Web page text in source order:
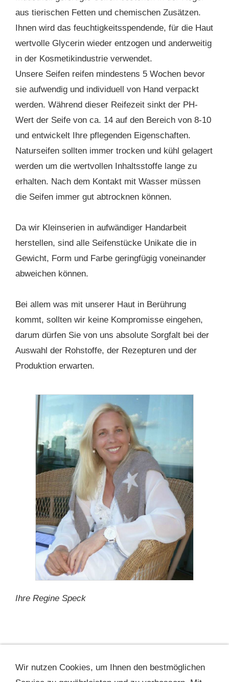
aus tierischen Fetten und chemischen Zusätzen.
Ihnen wird das feuchtigkeitsspendende, für die Haut
wertvolle Glycerin wieder entzogen und anderweitig
in der Kosmetikindustrie verwendet.
Unsere Seifen reifen mindestens 5 Wochen bevor
sie aufwendig und individuell von Hand verpackt
werden. Während dieser Reifezeit sinkt der PH-
Wert der Seife von ca. 14 auf den Bereich von 8-10
und entwickelt Ihre pflegenden Eigenschaften.
Naturseifen sollten immer trocken und kühl gelagert
werden um die wertvollen Inhaltsstoffe lange zu
erhalten. Nach dem Kontakt mit Wasser müssen
die Seifen immer gut abtrocknen können.
Da wir Kleinserien in aufwändiger Handarbeit
herstellen, sind alle Seifenstücke Unikate die in
Gewicht, Form und Farbe geringfügig voneinander
abweichen können.
Bei allem was mit unserer Haut in Berührung
kommt, sollten wir keine Kompromisse eingehen,
darum dürfen Sie von uns absolute Sorgfalt bei der
Auswahl der Rohstoffe, der Rezepturen und der
Produktion erwarten.
Ihre Regine Speck
Impressum AGB
Widerrufsrecht
Datenschutzerklärung
Versandkosten
Wir nutzen Cookies, um Ihnen den bestmöglichen